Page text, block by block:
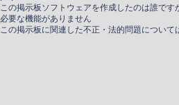
この掲示板ソフトウェアを作成したのは誰です
必要な機能がありません
この掲示板に関連した不正・法的問題につい